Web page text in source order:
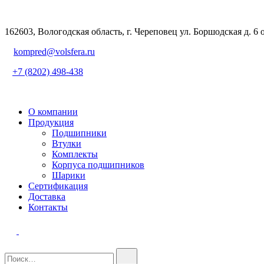
162603, Вологодская область, г. Череповец ул. Боршодская д. 6
kompred@volsfera.ru
+7 (8202) 498-438
О компании
Продукция
Подшипники
Втулки
Комплекты
Корпуса подшипников
Шарики
Сертификация
Доставка
Контакты